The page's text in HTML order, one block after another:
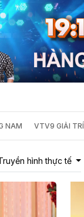
NAM VTV9 GIẢI TRÍ
hình thực tế